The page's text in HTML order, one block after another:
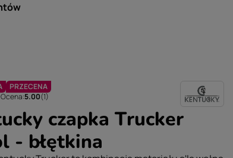
PRZECENA
Ocena:5.00(1)
czapka Trucker
- błętkina